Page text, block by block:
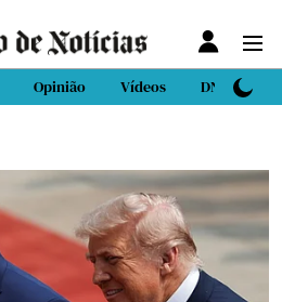
Opinião Vídeos DN Sport